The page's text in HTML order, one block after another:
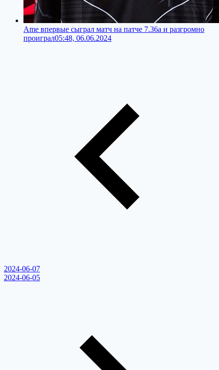
Ame впервые сыграл матч на патче 7.36a и разгромно
проиграл05:48, 06.06.2024
2024-06-07
2024-06-05